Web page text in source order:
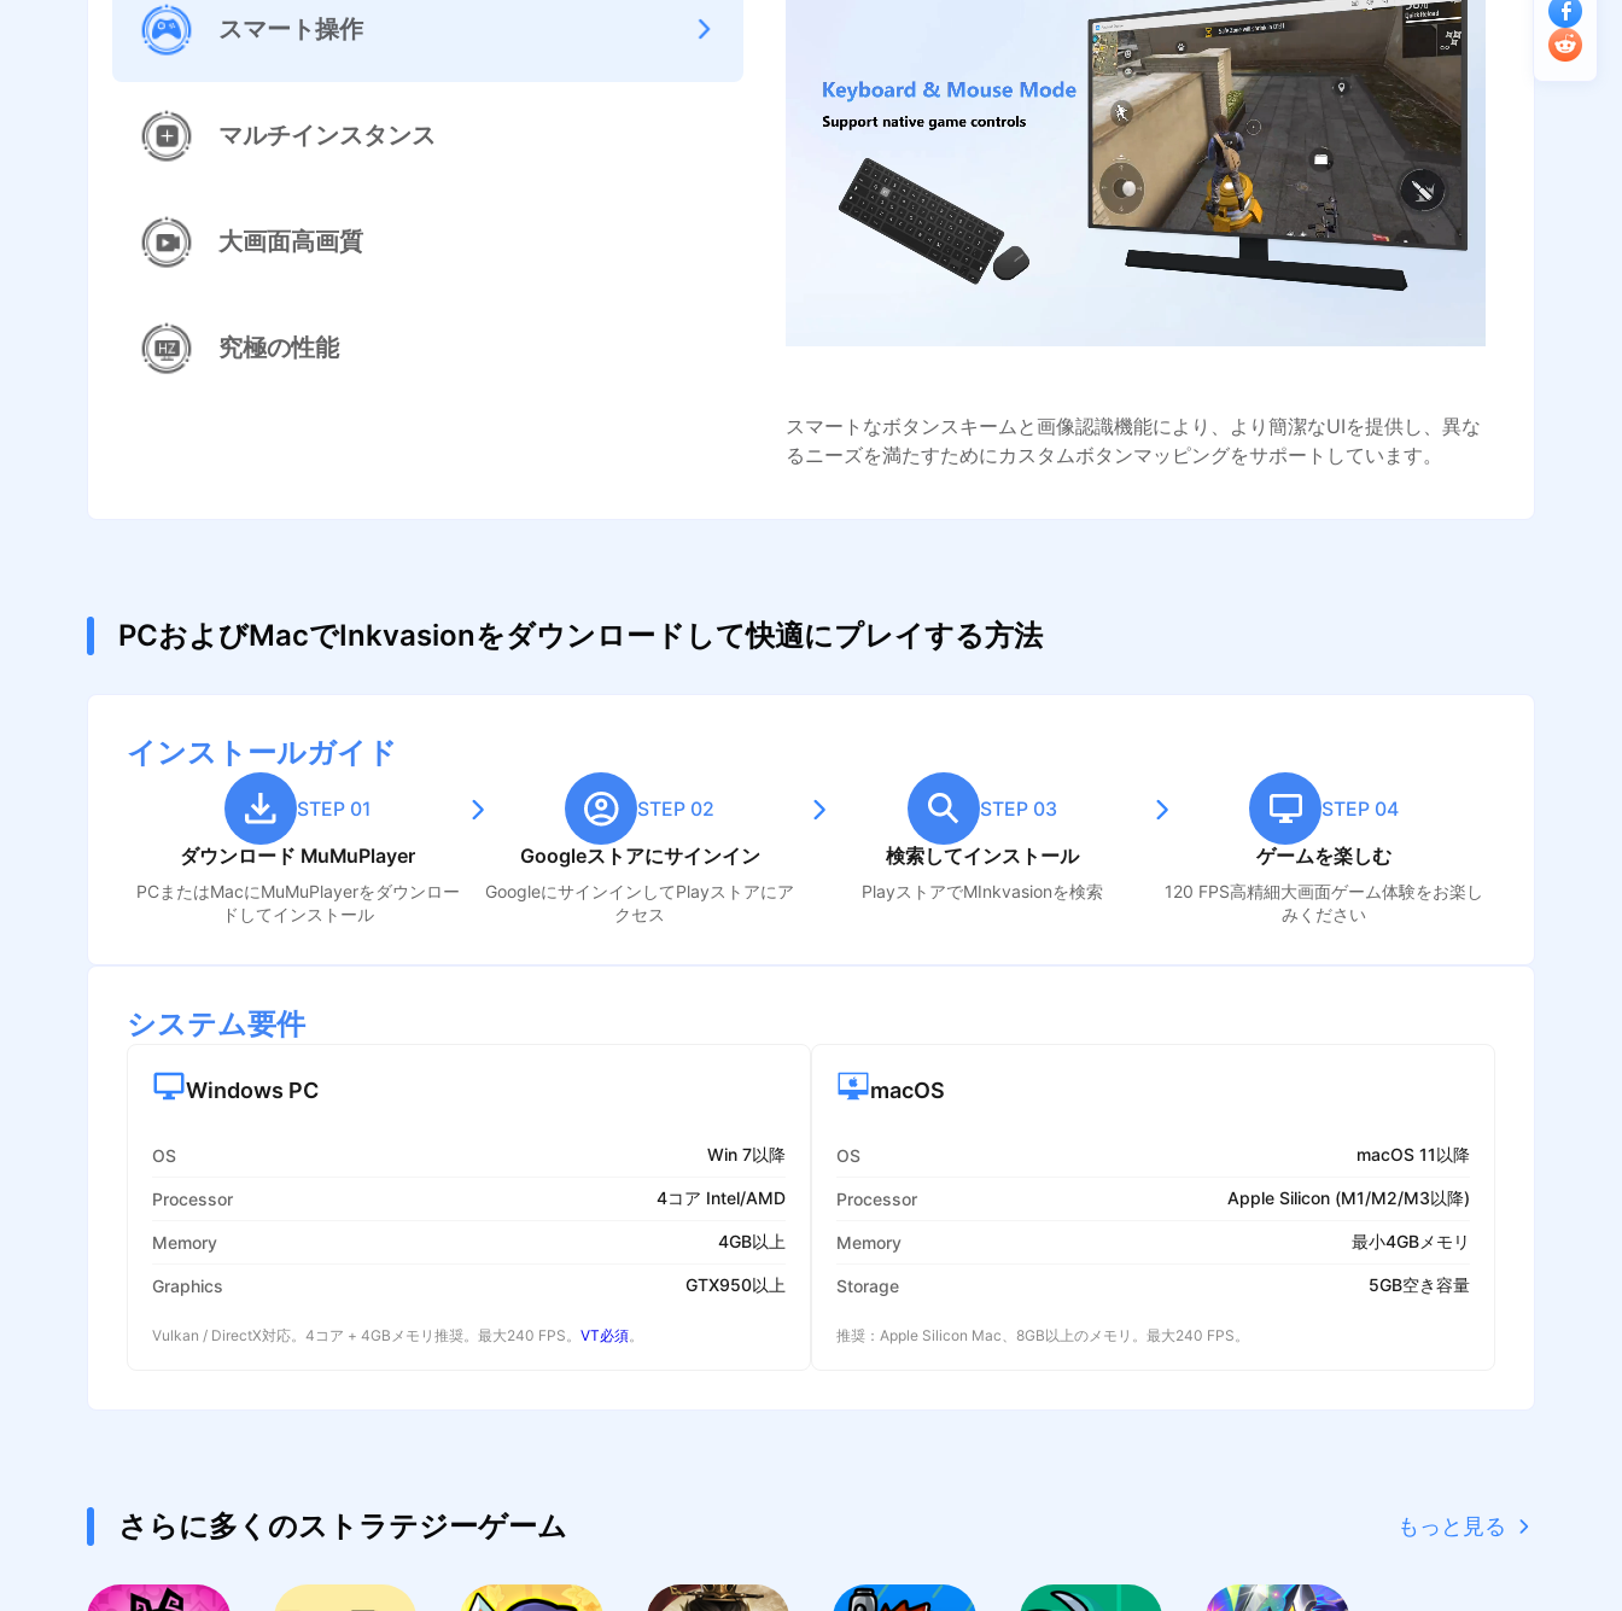
スマート操作
マルチインスタンス
大画面高画質
究極の性能
スマートなボタンスキームと画像認識機能により、より簡潔なUIを提供し、異な
るニーズを満たすためにカスタムボタンマッピングをサポートしています。
PCおよびMacでInkvasionをダウンロードして快適にプレイする方法
インストールガイド
STEP 01
ダウンロード MuMuPlayer
PCまたはMacにMuMuPlayerをダウンロー
ドしてインストール
STEP 02
Googleストアにサインイン
GoogleにサインインしてPlayストアにア
クセス
STEP 03
検索してインストール
PlayストアでMInkvasionを検索
STEP 04
ゲームを楽しむ
120 FPS高精細大画面ゲーム体験をお楽し
みください
システム要件
Windows PC
OS Win 7以降
Processor 4コア Intel/AMD
Memory 4GB以上
Graphics GTX950以上
Vulkan / DirectX対応。4コア + 4GBメモリ推奨。最大240 FPS。 VT必須。
macOS
OS macOS 11以降
Processor Apple Silicon (M1/M2/M3以降)
Memory 最小4GBメモリ
Storage 5GB空き容量
推奨：Apple Silicon Mac、8GB以上のメモリ。最大240 FPS。
さらに多くのストラテジーゲーム もっと見る